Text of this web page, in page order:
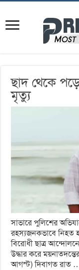
ছাদ থেকে
মৃত্যু
সাভারে পুলিশের
রহস্যজনকভাবে নিহত
বিরোধী ছাত্র
উদ্ধার করে
আগস্ট) দিবাগত রাত